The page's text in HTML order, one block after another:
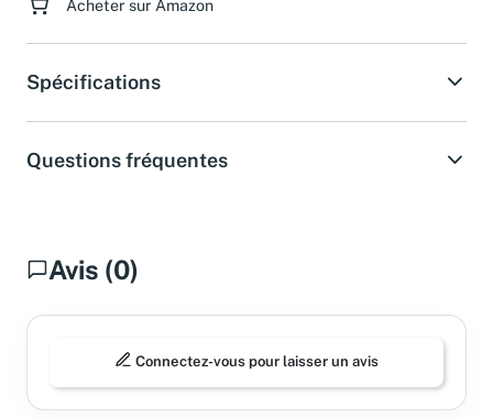
Acheter sur Amazon
Spécifications
Questions fréquentes
Avis (0)
Connectez-vous pour laisser un avis